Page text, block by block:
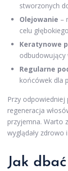
stworzonych
Olejowanie –
celu
Keratynowe
odbudowujący
Regularne
końcówek dla
Przy
regeneracja
przyjemna. Warto
wyglądały zdrowo
Jak